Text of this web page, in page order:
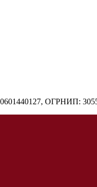
ОГРНИП: